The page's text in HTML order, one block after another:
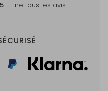
｜ Lire tous les avis